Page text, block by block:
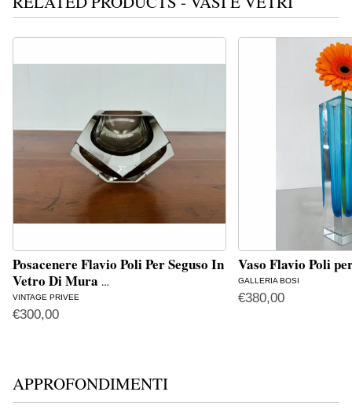
Posacenere Flavio Poli Per Seguso In
Vetro Di Mura …
VINTAGE PRIVEE
€300,00
Vaso Flavio Poli
GALLERIA BOSI
€380,00
APPROFONDIMENTI